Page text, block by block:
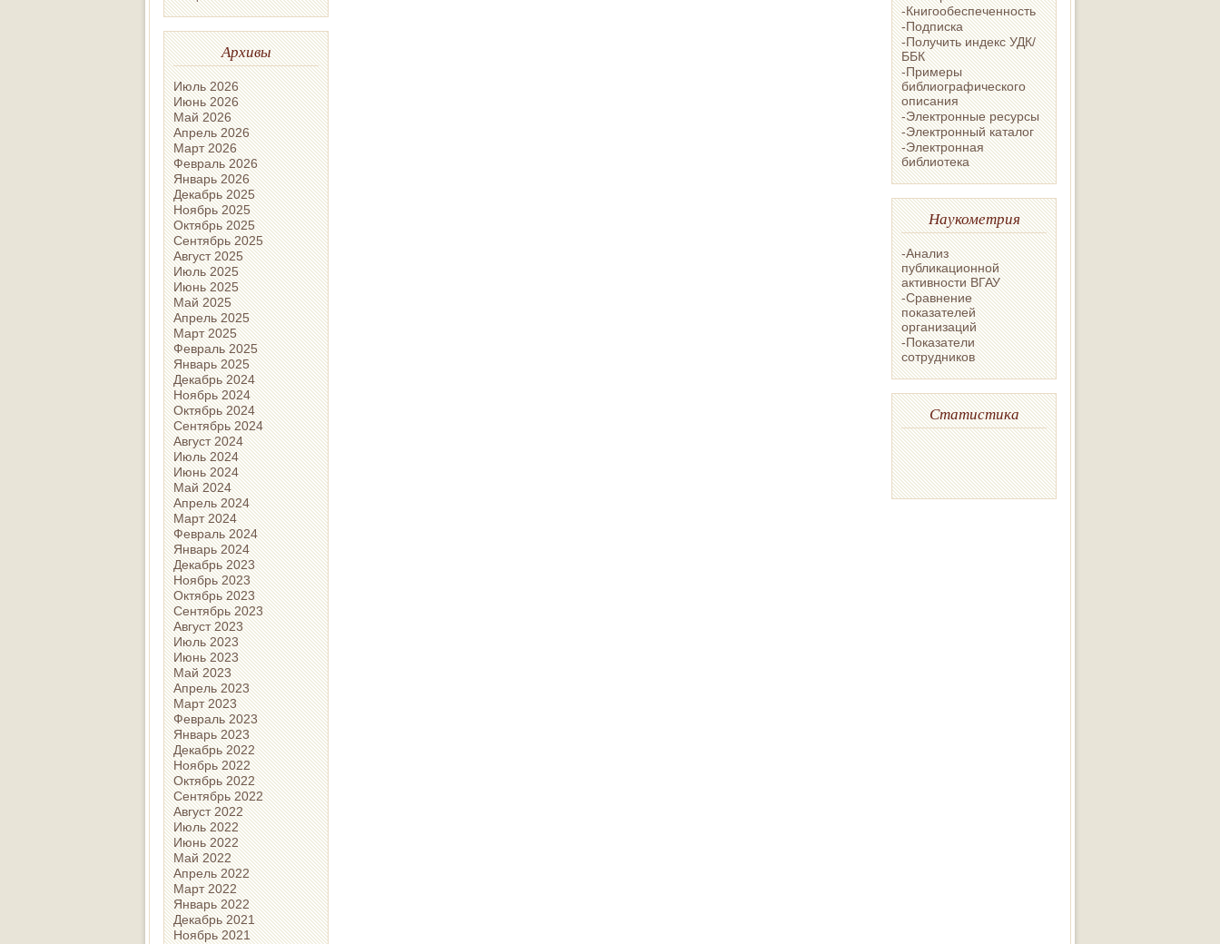
Архивы
Июль 2026
Июнь 2026
Май 2026
Апрель 2026
Март 2026
Февраль 2026
Январь 2026
Декабрь 2025
Ноябрь 2025
Октябрь 2025
Сентябрь 2025
Август 2025
Июль 2025
Июнь 2025
Май 2025
Апрель 2025
Март 2025
Февраль 2025
Январь 2025
Декабрь 2024
Ноябрь 2024
Октябрь 2024
Сентябрь 2024
Август 2024
Июль 2024
Июнь 2024
Май 2024
Апрель 2024
Март 2024
Февраль 2024
Январь 2024
Декабрь 2023
Ноябрь 2023
Октябрь 2023
Сентябрь 2023
Август 2023
Июль 2023
Июнь 2023
Май 2023
Апрель 2023
Март 2023
Февраль 2023
Январь 2023
Декабрь 2022
Ноябрь 2022
Октябрь 2022
Сентябрь 2022
Август 2022
Июль 2022
Июнь 2022
Май 2022
Апрель 2022
Март 2022
Январь 2022
Декабрь 2021
Ноябрь 2021
-Книгообеспеченность
-Подписка
-Получить индекс УДК/
ББК
-Примеры
библиографического
описания
-Электронные ресурсы
-Электронный каталог
-Электронная
библиотека
Наукометрия
-Анализ
публикационной
активности ВГАУ
-Сравнение
показателей
организаций
-Показатели
сотрудников
Статистика